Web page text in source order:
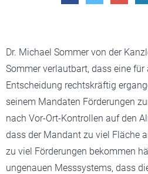
Dr. Michael Sommer von der
Sommer verlautbart, dass eine
Entscheidung rechtskräftig
seinem Mandaten Förderungen
nach Vor-Ort-Kontrollen auf den
dass der Mandant zu viel Fläche
zu viel Förderungen bekommen
ungenauen Messsystems, dass